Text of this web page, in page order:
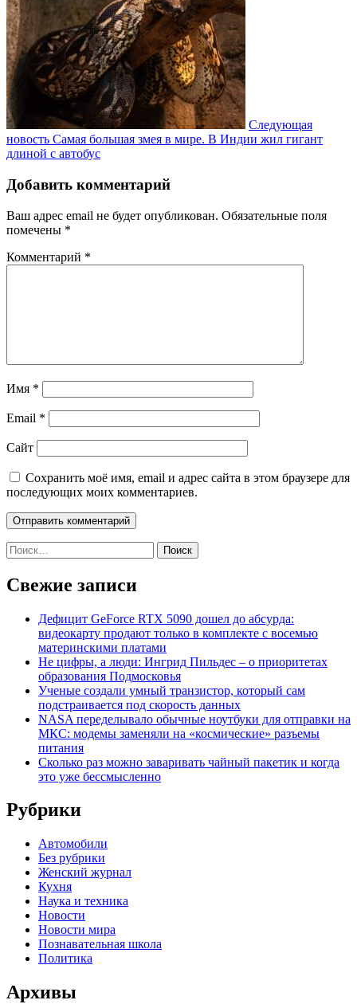
Следующая
новость Самая большая змея в мире. В Индии жил гигант
длиной с автобус
Добавить комментарий
Ваш адрес email не будет опубликован. Обязательные поля
помечены *
Комментарий *
Имя *
Email *
Сайт
Сохранить моё имя, email и адрес сайта в этом браузере для
последующих моих комментариев.
Найти:
Свежие записи
Дефицит GeForce RTX 5090 дошел до абсурда:
видеокарту продают только в комплекте с восемью
материнскими платами
Не цифры, а люди: Ингрид Пильдес – о приоритетах
образования Подмосковья
Ученые создали умный транзистор, который сам
подстраивается под скорость данных
NASA переделывало обычные ноутбуки для отправки на
МКС: модемы заменяли на «космические» разъемы
питания
Сколько раз можно заваривать чайный пакетик и когда
это уже бессмысленно
Рубрики
Автомобили
Без рубрики
Женский журнал
Кухня
Наука и техника
Новости
Новости мира
Познавательная школа
Политика
Архивы